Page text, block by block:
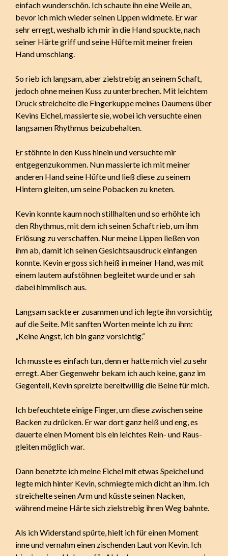
einfach wunderschön. Ich schaute ihn eine Weile an,
bevor ich mich wieder seinen Lippen widmete. Er war
sehr erregt, weshalb ich mir in die Hand spuckte, nach
seiner Härte griff und seine Hüfte mit meiner freien
Hand umschlang.
So rieb ich langsam, aber zielstrebig an seinem Schaft,
jedoch ohne meinen Kuss zu unterbrechen. Mit leichtem
Druck streichelte die Fingerkuppe meines Daumens über
Kevins Eichel, massierte sie, wobei ich versuchte einen
langsamen Rhythmus beizubehalten.
Er stöhnte in den Kuss hinein und versuchte mir
entgegenzukommen. Nun massierte ich mit meiner
anderen Hand seine Hüfte und ließ diese zu seinem
Hintern gleiten, um seine Pobacken zu kneten.
Kevin konnte kaum noch stillhalten und so erhöhte ich
den Rhythmus, mit dem ich seinen Schaft rieb, um ihm
Erlösung zu verschaffen. Nur meine Lippen ließen von
ihm ab, damit ich seinen Gesichtsausdruck einfangen
konnte. Kevin ergoss sich heiß in meiner Hand, was mit
einem lautem aufstöhnen begleitet wurde und er sah
dabei himmlisch aus.
Langsam sackte er zusammen und ich legte ihn vorsichtig
auf die Seite. Mit sanften Worten meinte ich zu ihm:
„Keine Angst, ich bin ganz vorsichtig.“
Ich musste es einfach tun, denn er hatte mich viel zu sehr
erregt. Aber Gegenwehr bekam ich auch keine, ganz im
Gegenteil, Kevin spreizte bereitwillig die Beine für mich.
Ich befeuchtete einige Finger, um diese zwischen seine
Backen zu drücken. Er war dort ganz heiß und eng, es
dauerte einen Moment bis ein leichtes Rein- und Raus-
gleiten möglich war.
Dann benetzte ich meine Eichel mit etwas Speichel und
legte mich hinter Kevin, schmiegte mich dicht an ihm. Ich
streichelte seinen Arm und küsste seinen Nacken,
während meine Härte sich zielstrebig ihren Weg bahnte.
Als ich Widerstand spürte, hielt ich für einen Moment
inne und vernahm einen zischenden Laut von Kevin. Ich